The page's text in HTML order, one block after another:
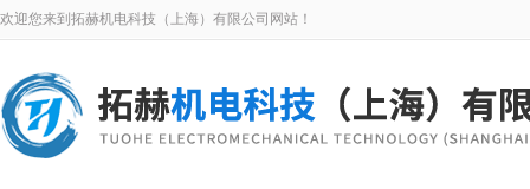
欢迎您来到拓赫机电科技（上海）有限公司网站！